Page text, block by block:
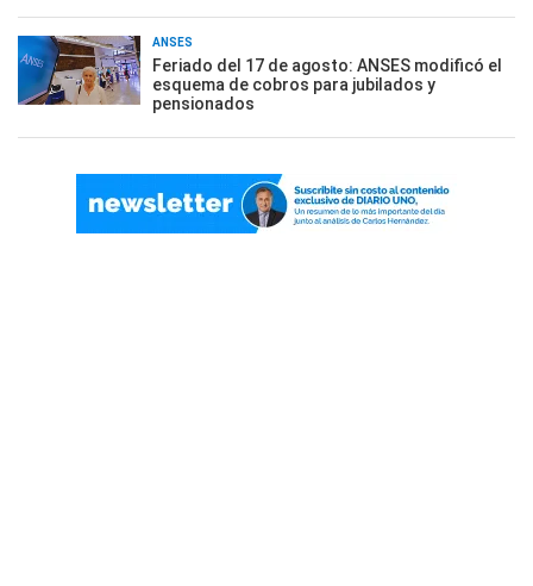
ANSES
Feriado del 17 de agosto: ANSES modificó el
esquema de cobros para jubilados y
pensionados